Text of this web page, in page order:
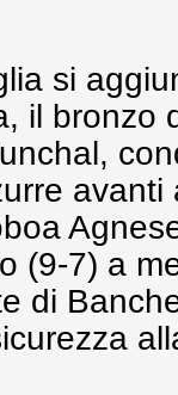
si
il bronzo
(9-7) a
di